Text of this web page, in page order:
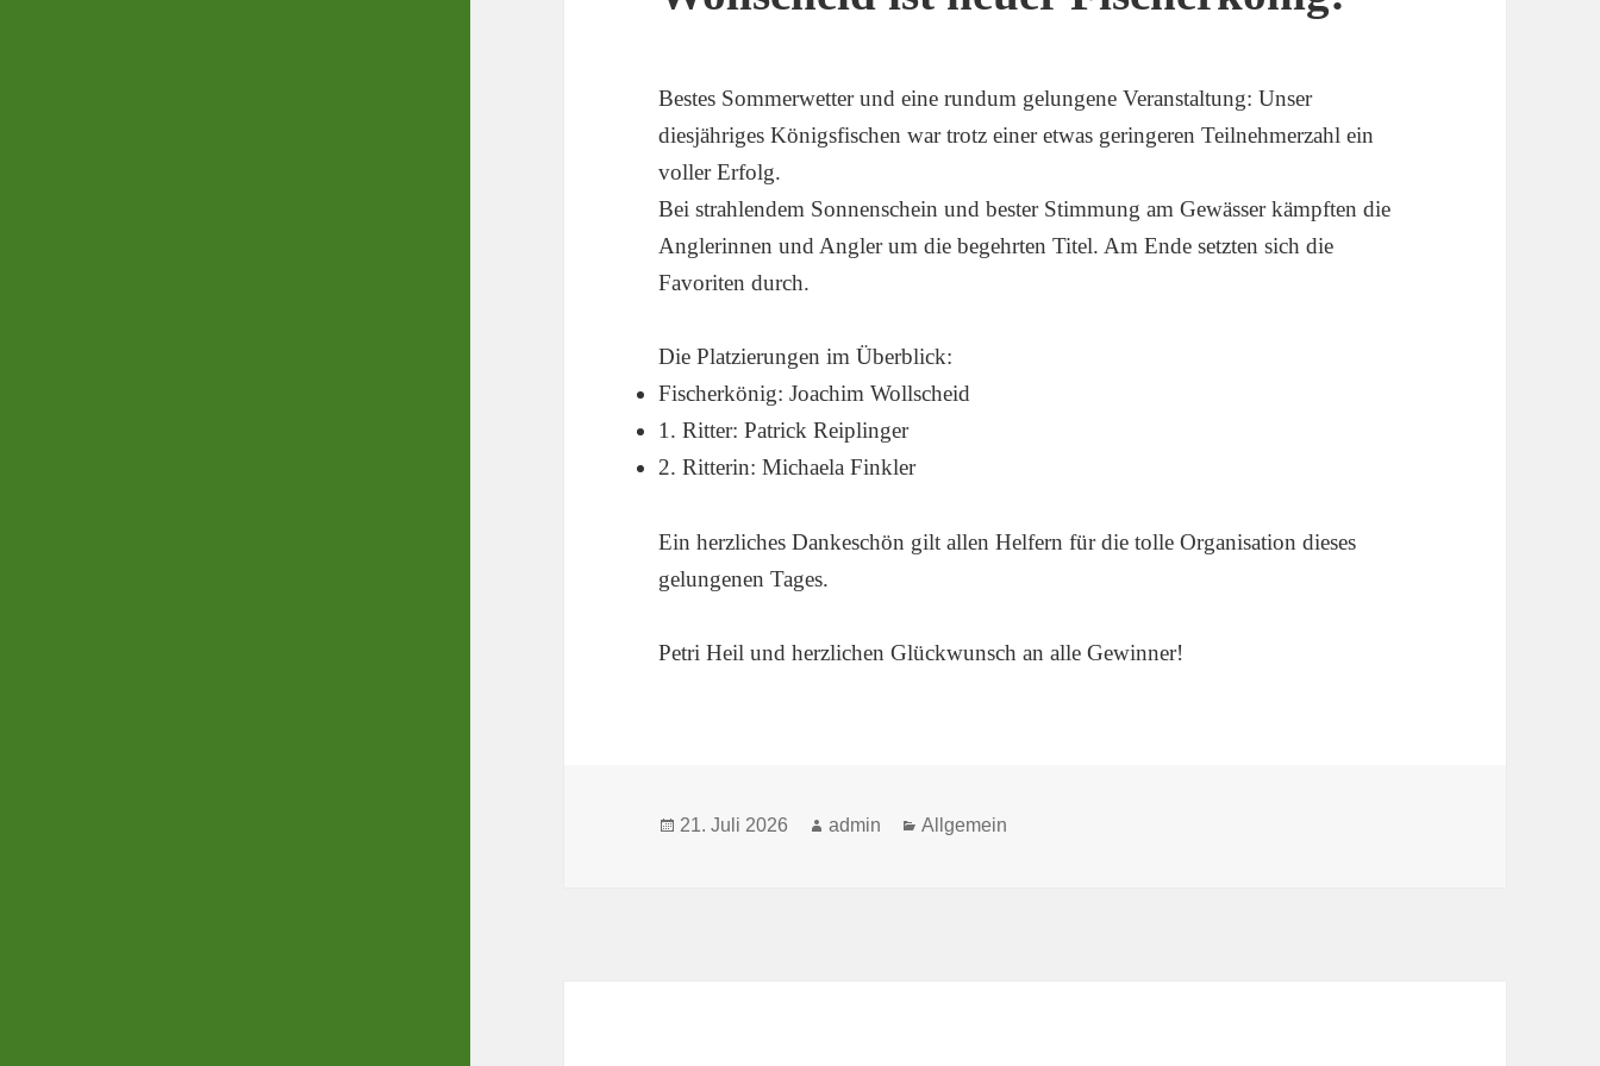
Bestes Sommerwetter und eine rundum gelungene Veranstaltung: Unser
diesjähriges Königsfischen war trotz einer etwas geringeren Teilnehmerzahl ein
voller Erfolg.
Bei strahlendem Sonnenschein und bester Stimmung am Gewässer kämpften die
Anglerinnen und Angler um die begehrten Titel. Am Ende setzten sich die
Favoriten durch.
Die Platzierungen im Überblick:
Fischerkönig: Joachim Wollscheid
1. Ritter: Patrick Reiplinger
2. Ritterin: Michaela Finkler
Ein herzliches Dankeschön gilt allen Helfern für die tolle Organisation dieses
gelungenen Tages.
Petri Heil und herzlichen Glückwunsch an alle Gewinner!
Veröffentlicht
21. Juli 2026 Autor
admin Kategorien
Allgemein